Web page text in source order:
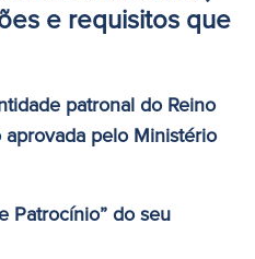
e requisitos que
patronal do Reino
pelo Ministério
Patrocínio” do seu